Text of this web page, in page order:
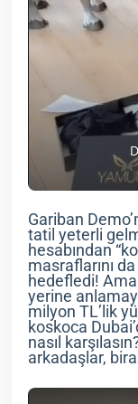
Gariban
tatil yeterli
hesabından
masraflarını
hedefledi! Ama
yerine
milyon TL’lik
koskoca
nasıl
arkadaşlar,